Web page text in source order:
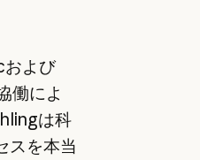
よび
働によ
は科
スを本当